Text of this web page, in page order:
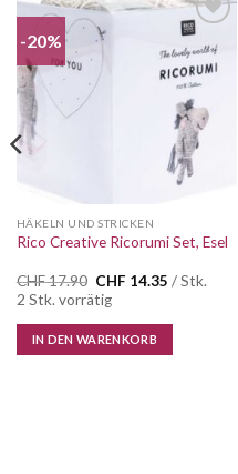
-20%
Auf die
Wunschliste
HÄKELN UND STRICKEN
Rico Creative Ricorumi Set, Esel
CHF17.90 Ursprünglicher
Preis
war:
CHF 17.90
CHF 14.35Aktueller
CHF 14.35.
/ Stk.
2 Stk. vorrätig
IN DEN WARENKORB